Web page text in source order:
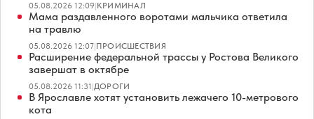
05.08.2026 12:09|КРИМИНАЛ
Мама раздавленного воротами мальчика ответила
на травлю
05.08.2026 12:07|ПРОИСШЕСТВИЯ
Расширение федеральной трассы у Ростова Великого
завершат в октябре
05.08.2026 11:31|ДОРОГИ
В Ярославле хотят установить лежачего 10-метрового
кота